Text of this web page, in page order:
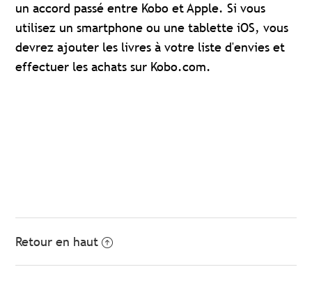
un accord passé entre Kobo et Apple. Si vous
utilisez un smartphone ou une tablette iOS, vous
devrez ajouter les livres à votre liste d'envies et
effectuer les achats sur Kobo.com.
Retour en haut